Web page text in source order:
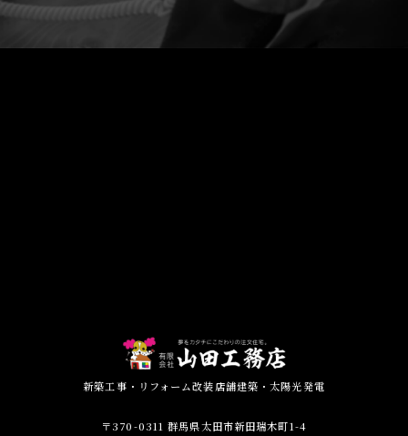
新築工事・リフォーム改装店舗建築・太陽光発電
〒370-0311 群馬県太田市新田瑞木町1-4